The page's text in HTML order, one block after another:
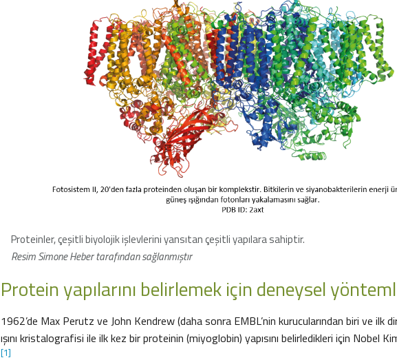
Proteinler, çeşitli biyolojik işlevlerini yansıtan çeşitli yapılara sahiptir.
Resim Simone Heber tarafından sağlanmıştır
Protein yapılarını belirlemek için deneysel
1962’de Max Perutz ve John Kendrew (daha sonra EMBL’nin kurucularından biri ve ilk
ışını kristalografisi ile ilk kez bir proteinin (miyoglobin) yapısını belirledikleri için Nobel
[1]